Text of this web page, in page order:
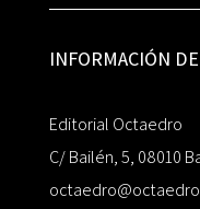
INFORMACIÓN
Editorial Octaedro
C/ Bailén, 5, 08010